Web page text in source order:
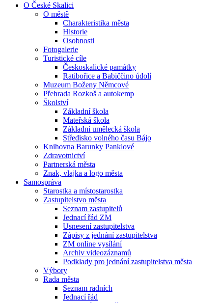
O České Skalici
O městě
Charakteristika města
Historie
Osobnosti
Fotogalerie
Turistické cíle
Českoskalické památky
Ratibořice a Babiččino údolí
Muzeum Boženy Němcové
Přehrada Rozkoš a autokemp
Školství
Základní škola
Mateřská škola
Základní umělecká škola
Středisko volného času Bájo
Knihovna Barunky Panklové
Zdravotnictví
Partnerská města
Znak, vlajka a logo města
Samospráva
Starostka a místostarostka
Zastupitelstvo města
Seznam zastupitelů
Jednací řád ZM
Usnesení zastupitelstva
Zápisy z jednání zastupitelstva
ZM online vysílání
Archiv videozáznamů
Podklady pro jednání zastupitelstva města
Výbory
Rada města
Seznam radních
Jednací řád